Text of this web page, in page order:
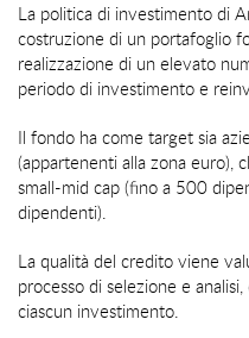
La politica di investimento di
costruzione di un portafoglio
realizzazione di un elevato
periodo di investimento e
Il fondo ha come target sia
(appartenenti alla zona euro),
small-mid cap (fino a 500
dipendenti).
La qualità del credito viene
processo di selezione e
ciascun investimento.